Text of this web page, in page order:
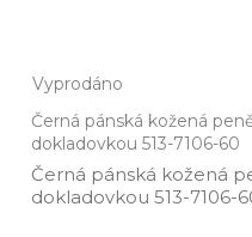
Vyprodáno
Černá pánská kožená
dokladovkou 513-7106-60
Černá pánská kožená
dokladovkou 513­-7106­-